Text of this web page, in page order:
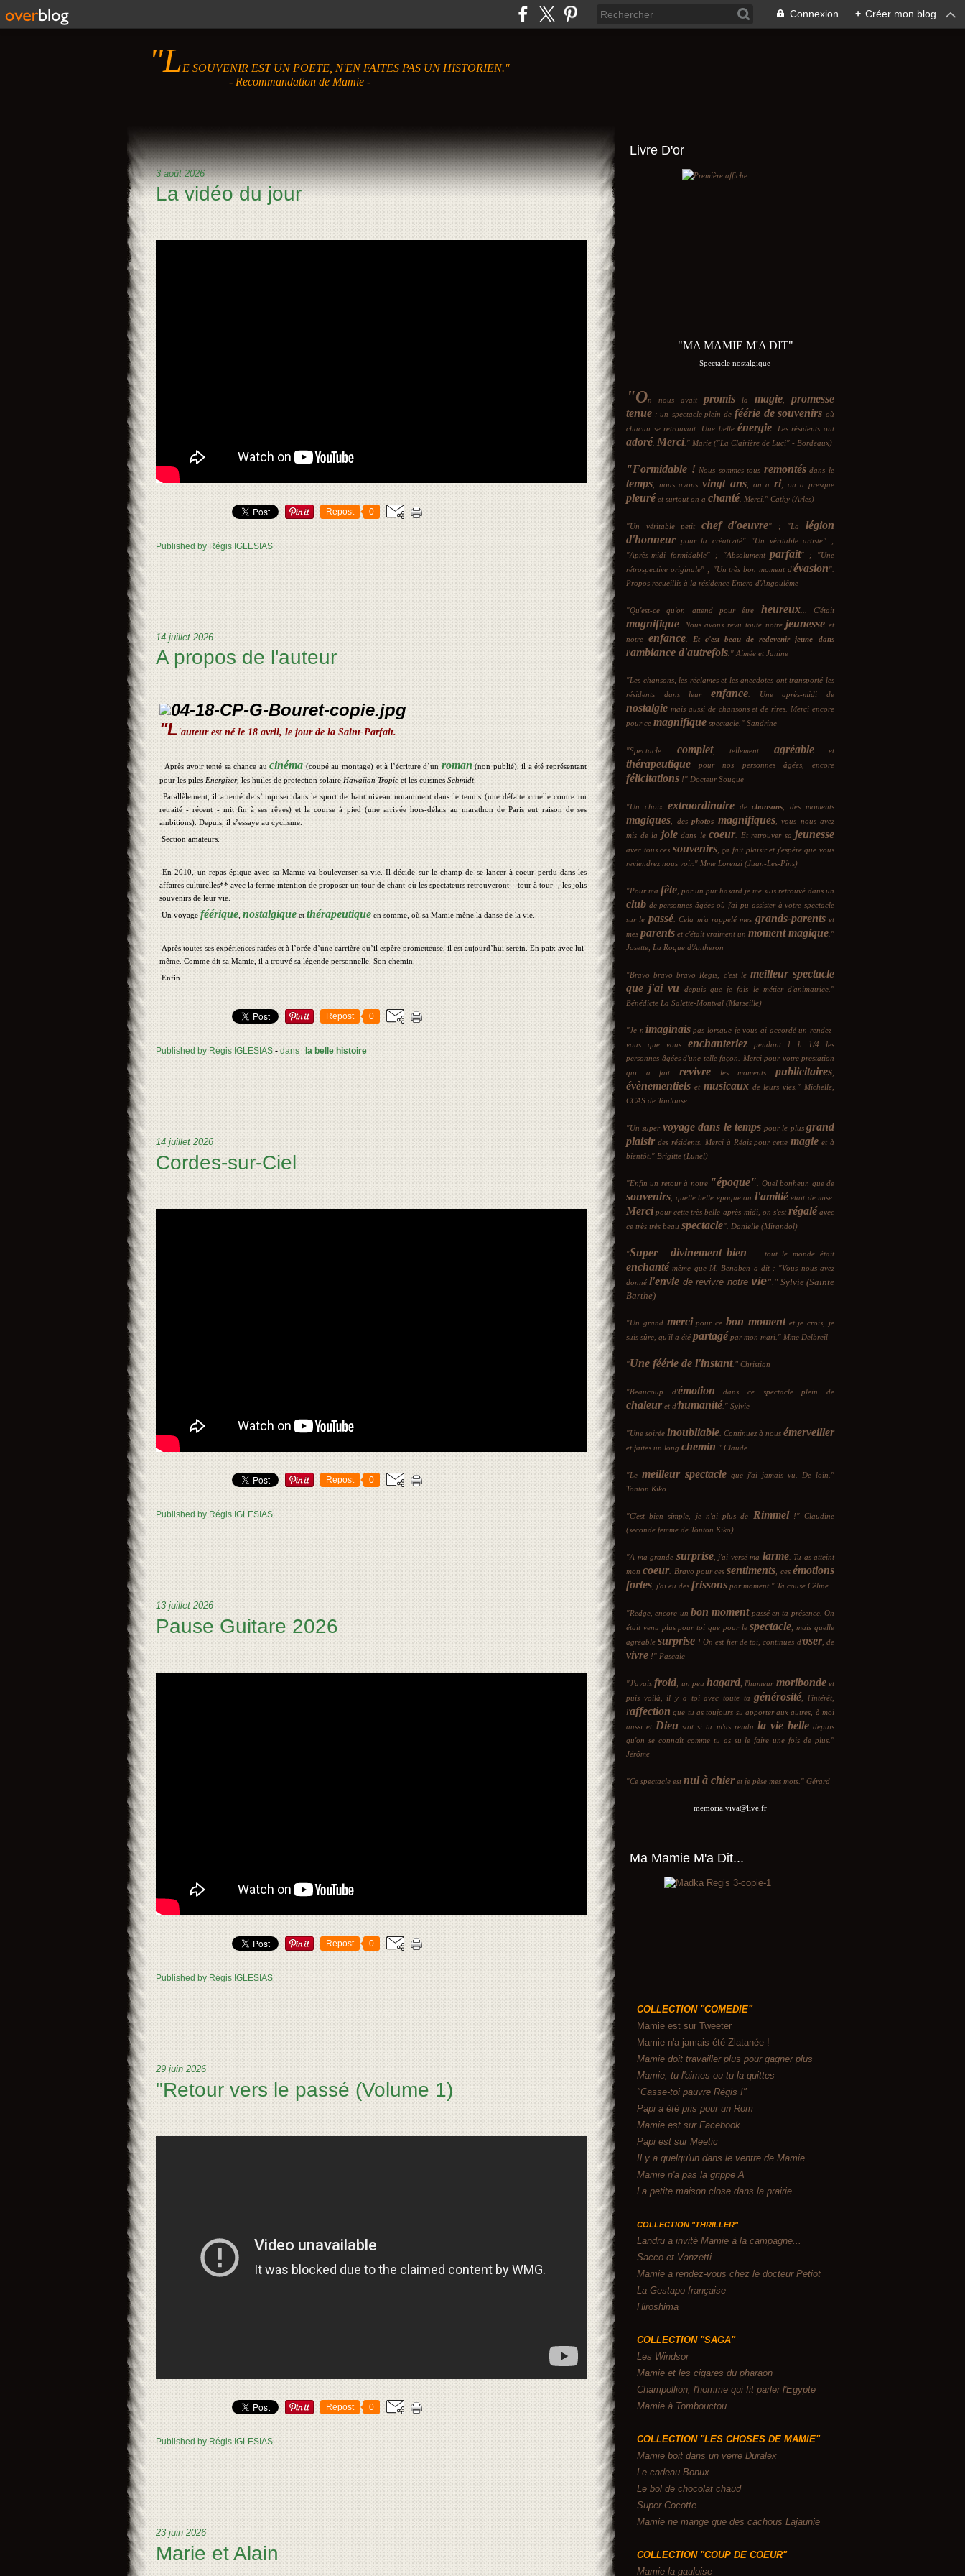
Connexion + Créer mon blog
"LE SOUVENIR EST UN POETE, N'EN FAITES PAS UN HISTORIEN."
- Recommandation de Mamie -
3 août 2026
La vidéo du jour
Repost 0
Published by Régis IGLESIAS
14 juillet 2026
A propos de l'auteur
"L'auteur est né le 18 avril, le jour de la Saint-Parfait.
Après avoir tenté sa chance aucinéma (coupé au montage) et à l’écriture d’un roman(non publié), il a été représentant
pour les piles Energizer, les huiles de protection solaire Hawaiian Tropic et les cuisinesSchmidt.
Parallèlement, il a tenté de s’imposer dans le sport de haut niveau notamment dans le tennis (une défaite cruelle contre un
retraité - récent - mit fin à ses rêves) et la course à pied (une arrivée hors-délais au marathon de Paris eut raison de ses
ambitions). Depuis, il s’essaye au cyclisme.
Section amateurs.
En 2010, un repas épique avec sa Mamie va bouleverser sa vie. Il décide sur le champ de se lancer à coeur perdu dans les
affaires culturelles** avec la ferme intention de proposer un tour de chant où les spectateurs retrouveront – tour à tour -, les jolis
souvenirs de leur vie.
Un voyage féérique nostalgique et thérapeutique en somme, où sa Mamie mène la danse de la vie.
Après toutes ses expériences ratées et à l’orée d’une carrière qu’il espère prometteuse, il est aujourd’hui serein. En paix avec lui-
même. Comme dit sa Mamie, il a trouvé sa légende personnelle. Son chemin.
Enfin.
Repost 0
Published by Régis IGLESIAS -dans la belle histoire
14 juillet 2026
Cordes-sur-Ciel
Repost 0
Published by Régis IGLESIAS
13 juillet 2026
Pause Guitare 2026
Repost 0
Published by Régis IGLESIAS
29 juin 2026
"Retour vers le passé (Volume 1)
Repost 0
Published by Régis IGLESIAS
23 juin 2026
Marie et Alain
Livre D'or
"MA MAMIE M'A DIT"
Spectacle nostalgique
"On nous avait promis la magie
promesse
tenue : un spectacle plein de féérie de souvenirs où
chacun se retrouvait. Une belleénergie . Les résidents ont
adoré Merci ." Marie ("La Clairière de Luci" - Bordeaux)
"Formidable ! Nous sommes tous remontésdans le
temps , nous avonsvingt ans, on a ri, on a presque
pleuré et surtout on a chanté . Merci." Cathy (Arles)
"Un véritable petit chef d'oeuvre" ; "Lalégion
d'honneurpour la créativité" "Un véritable artiste" ;
"Après-midi formidable" ; "Absolumentparfait" ; "Une
rétrospective originale" ; "Un très bon moment d'évasion".
Propos recueillis à la résidence Emera d'Angoulême
"Qu'est-ce qu'on attend pour être heureux... C'était
magnifique . Nous avons revu toute notrejeunesse et
notre enfance Et c'est beau de redevenir jeune
dans
l'ambiance d'autrefois." Aimée et Janine
"Les chansons, les réclames et les anecdotes ont transporté les
résidents dans leur enfance . Une après-midi de
nostalgie mais aussi de chansons et de rires. Merci encore
pour ce magnifique spectacle." Sandrine
"Spectacle complet, tellement agréableet
thérapeutique pour nos personnes âgées, encore
félicitations !" Docteur Souque
"Un choix extraordinairedechansons , des moments
magiques , des photos magnifiques, vous nous avez
mis de la joiedans le coeur. Et retrouver sa jeunesse
avec tous ces souvenirs, ça fait plaisir et j'espère que vous
reviendrez nous voir." Mme Lorenzi (Juan-Les-Pins)
"Pour ma fête , par un pur hasard je me suis retrouvé dans un
club de personnes âgées où j'ai pu assister à votre spectacle
sur le passé. Cela m'a rappelé mes grands-parentset
mes parents et c'était vraiment un moment magique ."
Josette, La Roque d'Antheron
"Bravo bravo bravo Regis, c'est le meilleur spectacle
que j'ai vu depuis que je fais le métier d'animatrice."
Bénédicte La Salette-Montval (Marseille)
"Je n'imaginaispas lorsque je vous ai accordé un rendez-
vous que vous enchanteriezpendant 1 h 1/4 les
personnes âgées d'une telle façon. Merci pour votre prestation
qui a fait revivre les moments publicitaires
évènementiels et musicauxde leurs vies." Michelle,
CCAS de Toulouse
"Un super voyage dans le temps pour le plusgrand
plaisirdes résidents. Merci à Régis pour cettemagie et à
bientôt." Brigitte (Lunel)
"Enfin un retour à notre "époque" . Quel bonheur, que de
souvenirs , quelle belle époque ou l'amitiéétait de mise.
Merci pour cette très belle après-midi, on s'est régaléavec
ce très très beau spectacle". Danielle (Mirandol)
"Super- divinement bien - tout le monde était
enchanté même que M. Benaben a dit : "Vous nous avez
donnél'envie de revivre notre vie"." Sylvie (Sainte
Barthe)
"Un grand mercipour cebon momentet je crois, je
suis sûre, qu'il a été partagé par mon mari." Mme Delbreil
"Une féérie de l'instant. " Christian
"Beaucoup d'émotion dans ce spectacle plein de
chaleuret d'humanité ." Sylvie
"Une soirée inoubliable . Continuez à nous émerveiller
et faites un long chemin ." Claude
"Le meilleur spectacle que j'ai jamais vu. De loin."
Tonton Kiko
"C'est bien simple, je n'ai plus de Rimmel!" Claudine
(seconde femme de Tonton Kiko)
"A ma grande surprise, j'ai versé ma larme. Tu as atteint
moncoeur. Bravo pour cessentiments , cesémotions
fortes , j'ai eu des frissons par moment." Ta couse Céline
"Redge, encore un bon momentpassé en ta présence. On
était venu plus pour toi que pour lespectacle , mais quelle
agréablesurprise ! On est fier de toi, continues d'oser, de
vivre !" Pascale
"J'avaisfroid , un peuhagard , l'humeur moribondeet
puis voilà, il y a toi avec toute tagénérosité , l'intérêt,
l'affection que tu as toujours su apporter aux autres, à moi
aussi et Dieu sait si tu m'as rendu la vie belledepuis
qu'on se connaît comme tu as su le faire une fois de plus."
Jérôme
"Ce spectacle est nul à chieret je pèse mes mots." Gérard
memoria.viva@live.fr
Ma Mamie M'a Dit...
COLLECTION "COMEDIE"
Mamie est sur Tweeter
Mamie n'a jamais été Zlatanée !
Mamie doit travailler plus pour gagner plus
Mamie, tu l'aimes ou tu la quittes
"Casse-toi pauvre Régis !"
Papi a été pris pour un Rom
Mamie est sur Facebook
Papi est sur Meetic
Il y a quelqu'un dans le ventre de Mamie
Mamie n'a pas la grippe A
La petite maison close dans la prairie
COLLECTION "THRILLER"
Landru a invité Mamie à la campagne...
Sacco et Vanzetti
Mamie a rendez-vous chez le docteur Petiot
La Gestapo française
Hiroshima
COLLECTION "SAGA"
Les Windsor
Mamie et les cigares du pharaon
Champollion, l'homme qui fit parler l'Egypte
Mamie à Tombouctou
COLLECTION "LES CHOSES DE MAMIE"
Mamie boit dans un verre Duralex
Le cadeau Bonux
Le bol de chocolat chaud
Super Cocotte
Mamie ne mange que des cachous Lajaunie
COLLECTION "COUP DE COEUR"
Mamie la gauloise